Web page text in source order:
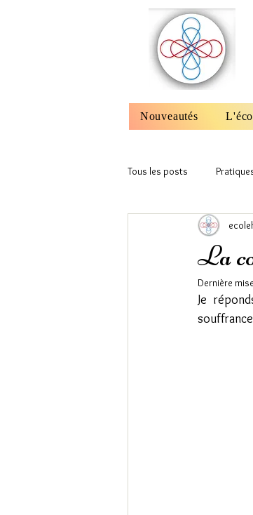
Nouveautés
Tous les posts
Cristaux et Flammes
La
Dernière
Je